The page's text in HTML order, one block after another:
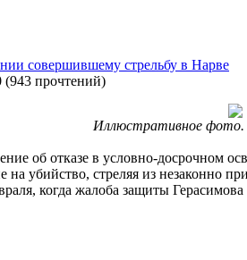
совершившему стрельбу в Нарве
(943 прочтений)
Иллюстративное фото.
об отказе в условно-
убийство, стреляя из незаконно
когда жалоба защиты